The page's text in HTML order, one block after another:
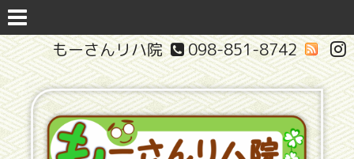
098-851-8742
もーさんリハ院